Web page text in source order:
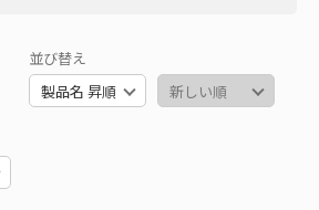
並び替え